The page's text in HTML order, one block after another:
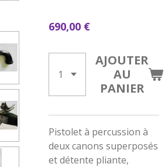
690,00 €
AJOUTER
AU
PANIER
Pistolet à percussion à
deux canons superposés
et détente pliante,